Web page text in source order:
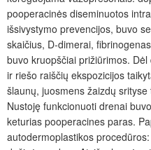
pooperacinės diseminuotos
išsivystymo prevencijos, buvo
skaičius, D-dimerai,
buvo kruopščiai prižiūrimos.
ir riešo raiščių ekspozicijos
šlaunų, juosmens žaizdų srityse
Nustoję funkcionuoti drenai
keturias pooperacines paras.
autodermoplastikos